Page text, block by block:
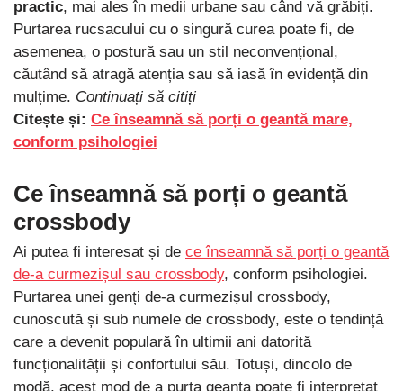
practic, mai ales în medii urbane sau când vă grăbiți.
Purtarea rucsacului cu o singură curea poate fi, de
asemenea, o postură sau un stil neconvențional,
căutând să atragă atenția sau să iasă în evidență din
mulțime. Continuați să citiți
Citește și: Ce înseamnă să porți o geantă mare,
conform psihologiei
Ce înseamnă să porți o geantă
crossbody
Ai putea fi interesat și de ce înseamnă să porți o geantă
de-a curmezișul sau crossbody, conform psihologiei.
Purtarea unei genți de-a curmezișul crossbody,
cunoscută și sub numele de crossbody, este o tendință
care a devenit populară în ultimii ani datorită
funcționalității și confortului său. Totuși, dincolo de
modă, acest mod de a purta geanta poate fi interpretat